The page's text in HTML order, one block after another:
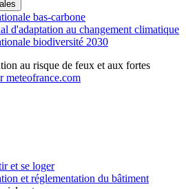
bas-carbone
d'adaptation au changement climatique
biodiversité 2030
au risque de feux et aux fortes
meteofrance.com
et se loger
et réglementation du bâtiment